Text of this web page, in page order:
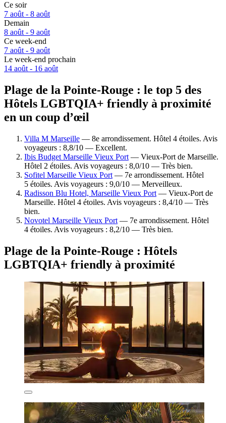
Ce soir
7 août - 8 août
Demain
8 août - 9 août
Ce week-end
7 août - 9 août
Le week-end prochain
14 août - 16 août
Plage de la Pointe-Rouge : le top 5 des
Hôtels LGBTQIA+ friendly à proximité
en un coup d’œil
Villa M Marseille — 8e arrondissement. Hôtel 4 étoiles. Avis
voyageurs : 8,8/10 — Excellent.
Ibis Budget Marseille Vieux Port — Vieux-Port de Marseille.
Hôtel 2 étoiles. Avis voyageurs : 8,0/10 — Très bien.
Sofitel Marseille Vieux Port — 7e arrondissement. Hôtel
5 étoiles. Avis voyageurs : 9,0/10 — Merveilleux.
Radisson Blu Hotel, Marseille Vieux Port — Vieux-Port de
Marseille. Hôtel 4 étoiles. Avis voyageurs : 8,4/10 — Très
bien.
Novotel Marseille Vieux Port — 7e arrondissement. Hôtel
4 étoiles. Avis voyageurs : 8,2/10 — Très bien.
Plage de la Pointe-Rouge : Hôtels
LGBTQIA+ friendly à proximité